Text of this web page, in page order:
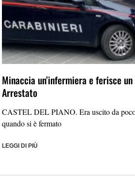
Minaccia un’infermiera e ferisce
Arrestato
CASTEL DEL PIANO. Era uscito da
quando si è fermato
LEGGI DI PIÙ